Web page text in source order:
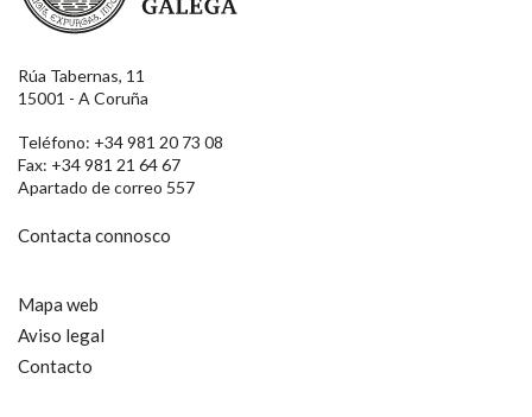
Rúa Tabernas, 11
15001 - A Coruña
Teléfono: +34 981 20 73 08
Fax: +34 981 21 64 67
Apartado de correo 557
Contacta connosco
Mapa web
Aviso legal
Contacto